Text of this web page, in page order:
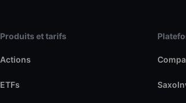
Produits et tarifs
Actions
ETFs